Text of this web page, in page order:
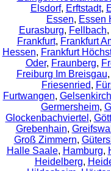
Elsdorf, Erftstadt,
Essen, Essen
Eurasburg, Fellbach,
Frankfurt, Frankfurt
Hessen, Frankfurt
Oder, Fraunberg,
Freiburg Im Breisgau,
Friesenried,
Furtwangen,
Germersheim,
Glockenbachviertel ,
Grebenhain,
Groß Zimmern,
Halle Saale, Hamburg,
Heidelberg,